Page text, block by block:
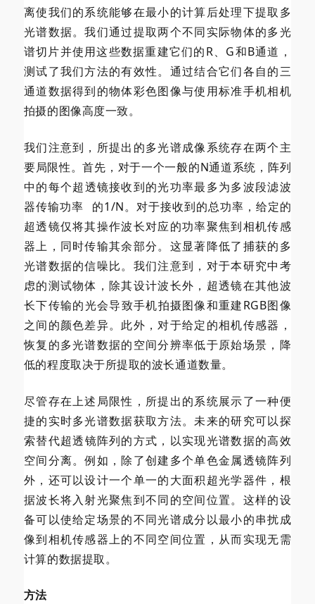
离使我们的系统能够在最小的计算后处理下提取多
光谱数据。我们通过提取两个不同实际物体的多光
谱切片并使用这些数据重建它们的R、G和B通道，
测试了我们方法的有效性。通过结合它们各自的三
通道数据得到的物体彩色图像与使用标准手机相机
拍摄的图像高度一致。
我们注意到，所提出的多光谱成像系统存在两个主
要局限性。首先，对于一个一般的N通道系统，阵列
中的每个超透镜接收到的光功率最多为多波段滤波
器传输功率
的1/N。对于接收到的总功率，给定的
超透镜仅将其操作波长对应的功率聚焦到相机传感
器上，同时传输其余部分。这显著降低了捕获的多
光谱数据的信噪比。我们注意到，对于本研究中考
虑的测试物体，除其设计波长外， 超透镜在其他波
长下传输的光会导致手机拍摄图像和重建RGB图像
之间的颜色差异。此外，对于给定的相机传感器，
恢复的多光谱数据的空间分辨率低于原始场景，降
低的程度取决于所提取的波长通道数量。
尽管存在上述局限性，所提出的系统展示了一种便
捷的实时多光谱数据获取方法。未来的研究可以探
索替代超透镜阵列的方式，以实现光谱数据的高效
空间分离。例如，除了创建多个单色金属透镜阵列
外，还可以设计一个单一的大面积超光学器件，根
据波长将入射光聚焦到不同的空间位置。这样的设
备可以使给定场景的不同光谱成分以最小的串扰成
像到相机传感器上的不同空间位置，从而实现无需
计算的数据提取。
方法